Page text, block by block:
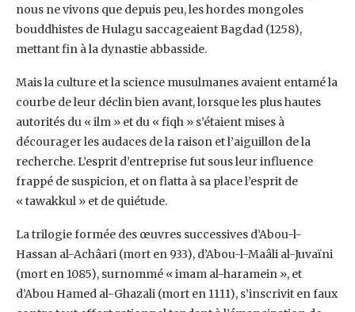
nous ne vivons que depuis peu, les hordes mongoles
bouddhistes de Hulagu saccageaient Bagdad (1258),
mettant fin à la dynastie abbasside.
Mais la culture et la science musulmanes avaient entamé la
courbe de leur déclin bien avant, lorsque les plus hautes
autorités du « ilm » et du « fiqh » s’étaient mises à
décourager les audaces de la raison et l’aiguillon de la
recherche. L’esprit d’entreprise fut sous leur influence
frappé de suspicion, et on flatta à sa place l’esprit de
« tawakkul » et de quiétude.
La trilogie formée des œuvres successives d’Abou-l-
Hassan al-Achâari (mort en 933), d’Abou-l-Maâli al-Juvaïni
(mort en 1085), surnommé « imam al-haramein », et
d’Abou Hamed al-Ghazali (mort en 1111), s’inscrivit en faux